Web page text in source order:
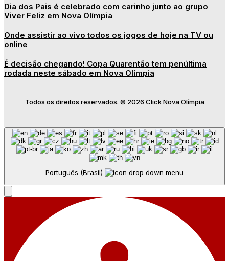
Dia dos Pais é celebrado com carinho junto ao grupo
Viver Feliz em Nova Olímpia
Onde assistir ao vivo todos os jogos de hoje na TV ou
online
É decisão chegando! Copa Quarentão tem penúltima
rodada neste sábado em Nova Olímpia
Todos os direitos reservados. © 2026 Click Nova Olímpia
Português (Brasil)